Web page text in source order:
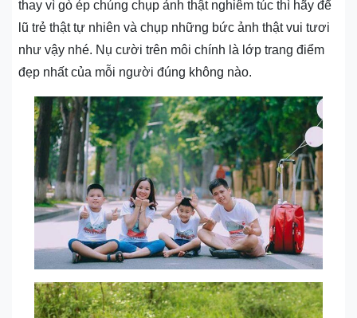
thay vì gò ép chúng chụp ảnh thật nghiêm túc thì hãy để
lũ trẻ thật tự nhiên và chụp những bức ảnh thật vui tươi
như vậy nhé. Nụ cười trên môi chính là lớp trang điểm
đẹp nhất của mỗi người đúng không nào.